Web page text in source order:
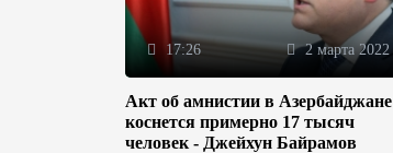
17:26 2 марта 2022
Акт об амнистии в Азербайджане
коснется примерно 17 тысяч
человек - Джейхун Байрамов